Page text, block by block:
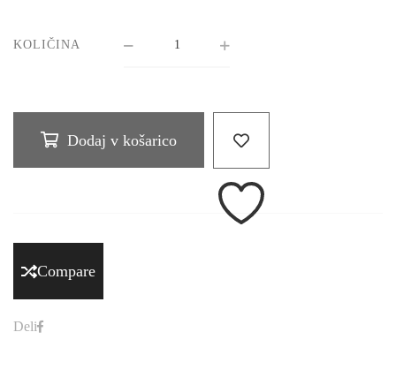
KOLIČINA
Dodaj v košarico
Compare
Deli